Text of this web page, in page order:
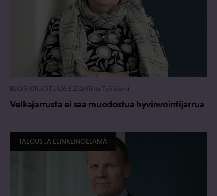
BLOGIKIRJOITUS26.5.2026Riitta Työläjärvi
Velkajarrusta ei saa muodostua hyvinvointijarrua
TALOUS JA ELINKEINOELÄMÄ